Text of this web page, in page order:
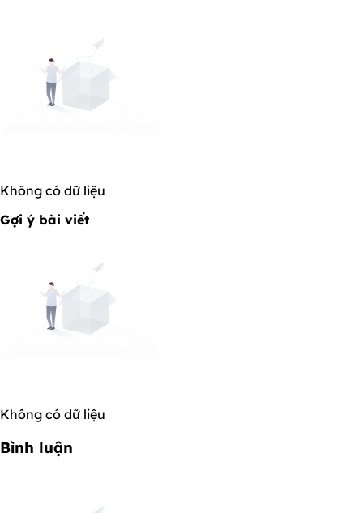
Không có dữ liệu
Gợi ý bài viết
Không có dữ liệu
Bình luận